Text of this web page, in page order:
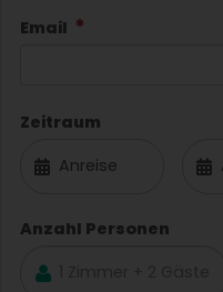
Email
Zeitraum
Anzahl Personen